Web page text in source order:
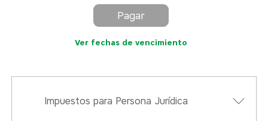
Pagar
Ver fechas de vencimiento
Impuestos para Persona Jurídica